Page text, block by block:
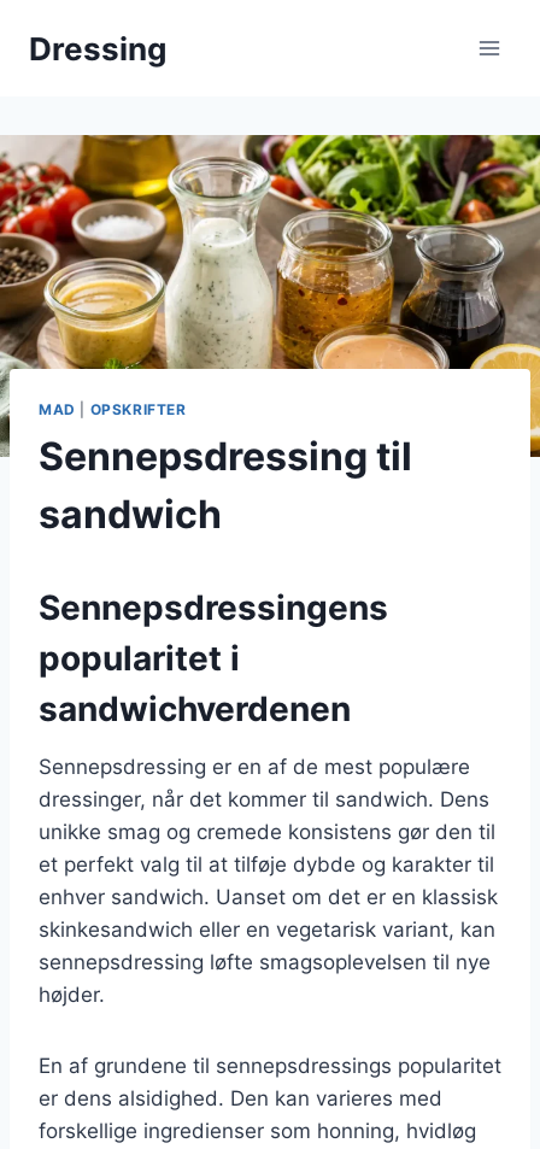
Dressing
MAD OPSKRIFTER
Sennepsdressing til
sandwich
Sennepsdressingens
popularitet i
sandwichverdenen
Sennepsdressing er en af de mest populære
dressinger, når det kommer til sandwich. Dens
unikke smag og cremede konsistens gør den til
et perfekt valg til at tilføje dybde og karakter til
enhver sandwich. Uanset om det er en klassisk
skinkesandwich eller en vegetarisk variant, kan
sennepsdressing løfte smagsoplevelsen til nye
højder.
En af grundene til sennepsdressings popularitet
er dens alsidighed. Den kan varieres med
forskellige ingredienser som honning, hvidløg